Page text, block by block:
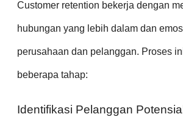
Customer retention bekerja dengan
hubungan yang lebih dalam dan
perusahaan dan pelanggan. Proses
beberapa tahap:
Identifikasi Pelanggan